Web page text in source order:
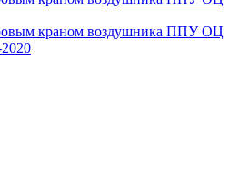
краном воздушника ППУ ОЦ